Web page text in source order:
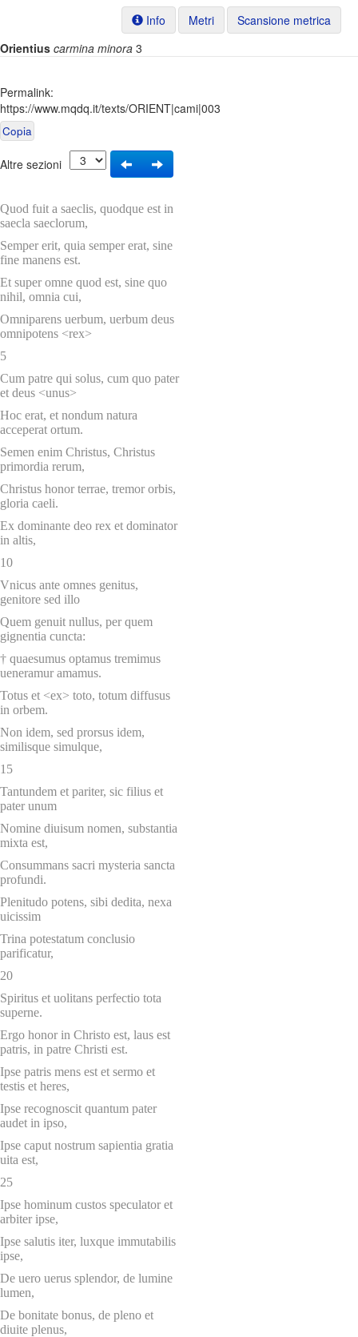
Info Metri
Scansione metrica
Orientius carmina minora 3
Permalink:
https://www.mqdq.it/texts/ORIENT|cami|003
Copia
Altre sezioni
Quod fuit a saeclis, quodque est in
saecla saeclorum,
Semper erit, quia semper erat, sine
fine manens est.
Et super omne quod est, sine quo
nihil, omnia cui,
Omniparens uerbum, uerbum deus
omnipotens <rex>
5
Cum patre qui solus, cum quo pater
et deus <unus>
Hoc erat, et nondum natura
acceperat ortum.
Semen enim Christus, Christus
primordia rerum,
Christus honor terrae, tremor orbis,
gloria caeli.
Ex dominante deo rex et dominator
in altis,
10
Vnicus ante omnes genitus,
genitore sed illo
Quem genuit nullus, per quem
gignentia cuncta:
† quaesumus optamus tremimus
ueneramur amamus.
Totus et <ex> toto, totum diffusus
in orbem.
Non idem, sed prorsus idem,
similisque simulque,
15
Tantundem et pariter, sic filius et
pater unum
Nomine diuisum nomen, substantia
mixta est,
Consummans sacri mysteria sancta
profundi.
Plenitudo potens, sibi dedita, nexa
uicissim
Trina potestatum conclusio
parificatur,
20
Spiritus et uolitans perfectio tota
superne.
Ergo honor in Christo est, laus est
patris, in patre Christi est.
Ipse patris mens est et sermo et
testis et heres,
Ipse recognoscit quantum pater
audet in ipso,
Ipse caput nostrum sapientia gratia
uita est,
25
Ipse hominum custos speculator et
arbiter ipse,
Ipse salutis iter, luxque immutabilis
ipse,
De uero uerus splendor, de lumine
lumen,
De bonitate bonus, de pleno et
diuite plenus,